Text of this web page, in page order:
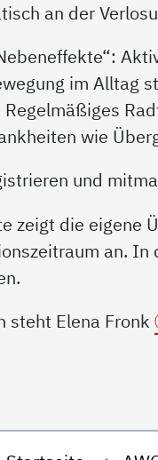
an der
im Alltag
wie
und
zeigt die eigene
an. In
steht Elena Fronk